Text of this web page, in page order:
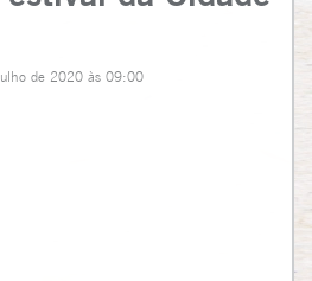
de 2020 às 09:00